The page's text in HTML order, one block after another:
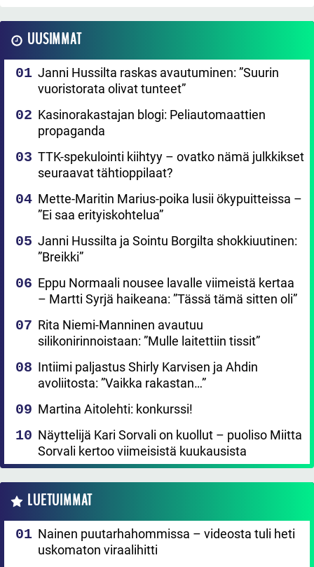
UUSIMMAT
Janni Hussilta raskas avautuminen: ”Suurin
vuoristorata olivat tunteet”
Kasinorakastajan blogi: Peliautomaattien
propaganda
TTK-spekulointi kiihtyy – ovatko nämä julkkikset
seuraavat tähtioppilaat?
Mette-Maritin Marius-poika lusii ökypuitteissa –
”Ei saa erityiskohtelua”
Janni Hussilta ja Sointu Borgilta shokkiuutinen:
”Breikki”
Eppu Normaali nousee lavalle viimeistä kertaa
– Martti Syrjä haikeana: ”Tässä tämä sitten oli”
Rita Niemi-Manninen avautuu
silikonirinnoistaan: ”Mulle laitettiin tissit”
Intiimi paljastus Shirly Karvisen ja Ahdin
avoliitosta: ”Vaikka rakastan…”
Martina Aitolehti: konkurssi!
Näyttelijä Kari Sorvali on kuollut – puoliso Miitta
Sorvali kertoo viimeisistä kuukausista
LUETUIMMAT
Nainen puutarhahommissa – videosta tuli heti
uskomaton viraalihitti